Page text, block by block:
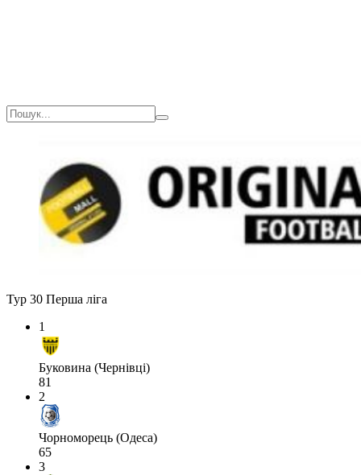
Тур 30 Перша ліга
1
Буковина (Чернівці)
81
2
Чорноморець (Одеса)
65
3